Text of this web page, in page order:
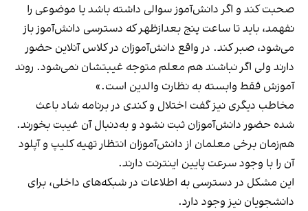
صحبت کند و اگر دانش‌آموز سوالی داشته باشد یا موضوعی را
نفهمد، باید تا ساعت پنج بعدازظهر که دسترسی دانش‌آموز باز
می‌شود، صبر کند. در واقع دانش‌آموزان در کلاس آنلاین حضور
دارند ولی اگر نباشند هم معلم متوجه غیبتشان نمی‌شود. روند
آموزش فقط وابسته به نظارت والدین است.»
مخاطب دیگری نیز گفت اختلال و کندی در برنامه شاد باعث
شده حضور دانش‌آموزان ثبت نشود و به‌دنبال آن غیبت بخورند.
هم‌زمان برخی معلمان از دانش‌آموزان انتظار تهیه کلیپ و آپلود
آن را با وجود سرعت پایین اینترنت دارند.
این مشکل در دسترسی به اطلاعات در شبکه‌های داخلی، برای
دانشجویان نیز وجود دارد.